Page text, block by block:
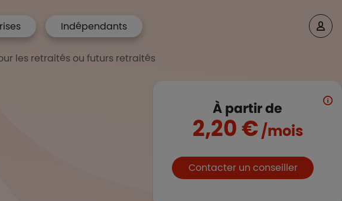
Indépendants
les retraités ou futurs retraités
À partir de
2,20 €/mois
Boutons et liens
Contacter un conseiller